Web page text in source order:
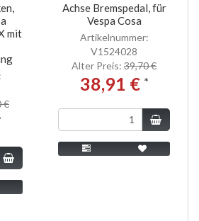
mit
€
Achse Bremspedal, für
Vespa Cosa
Artikelnummer:
V1524028
Alter Preis: 39,70 €
38,91 € *